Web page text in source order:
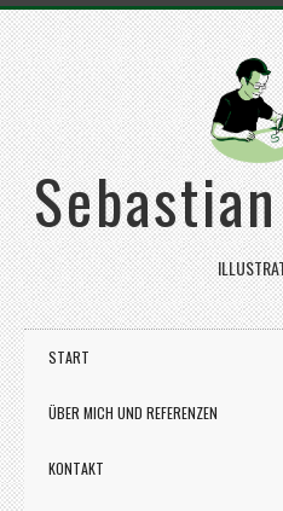
START
ÜBER MICH UND REFERENZEN
KONTAKT